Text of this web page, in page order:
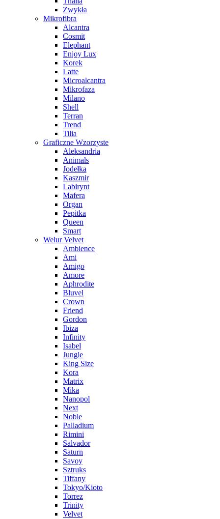
Zwykła
Mikrofibra
Alcantra
Cosmit
Elephant
Enjoy Lux
Korek
Latte
Microalcantra
Mikrofaza
Milano
Shell
Terran
Trend
Tilia
Graficzne Wzorzyste
Aleksandria
Animals
Jodełka
Kaszmir
Labirynt
Mafera
Organ
Pepitka
Queen
Smart
Welur Velvet
Ambience
Ami
Amigo
Amore
Aphrodite
Bluvel
Crown
Friend
Gordon
Ibiza
Infinity
Isabel
Jungle
King Size
Kora
Matrix
Mika
Nanopol
Next
Noble
Palladium
Rimini
Salvador
Saturn
Savoy
Sztruks
Tiffany
Tokyo/Kioto
Torrez
Trinity
Velvet